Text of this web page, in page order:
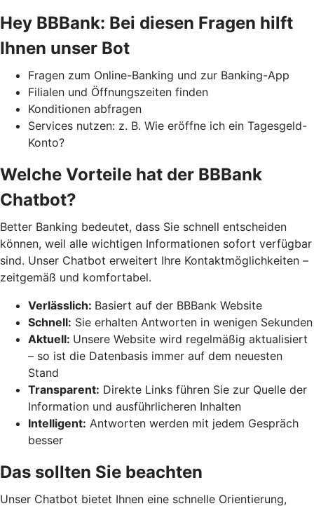
Hey BBBank: Bei diesen Fragen hilft
Ihnen unser Bot
Fragen zum Online-Banking und zur Banking-App
Filialen und Öffnungszeiten finden
Konditionen abfragen
Services nutzen: z. B. Wie eröffne ich ein Tagesgeld-
Konto?
Welche Vorteile hat der BBBank
Chatbot?
Better Banking bedeutet, dass Sie schnell entscheiden
können, weil alle wichtigen Informationen sofort verfügbar
sind. Unser Chatbot erweitert Ihre Kontaktmöglichkeiten –
zeitgemäß und komfortabel.
Verlässlich: Basiert auf der BBBank Website
Schnell: Sie erhalten Antworten in wenigen Sekunden
Aktuell: Unsere Website wird regelmäßig aktualisiert
– so ist die Datenbasis immer auf dem neuesten
Stand
Transparent: Direkte Links führen Sie zur Quelle der
Information und ausführlicheren Inhalten
Intelligent: Antworten werden mit jedem Gespräch
besser
Das sollten Sie beachten
Unser Chatbot bietet Ihnen eine schnelle Orientierung,